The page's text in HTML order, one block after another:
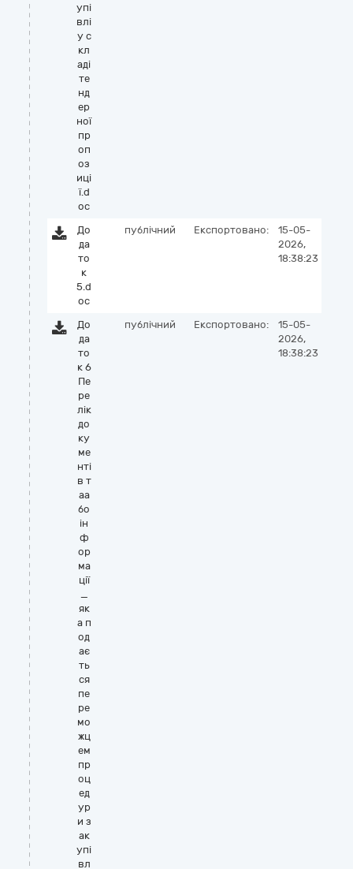
упі
влі
у с
кл
аді
те
нд
ер
ної
пр
оп
оз
иці
ї.d
oc
До
да
то
к
5.d
oc
публічний Експортовано:
15-05-
2026,
18:38:23
До
да
то
к 6
Пе
ре
лік
до
ку
ме
нті
в т
аа
бо
ін
ф
ор
ма
ції
_
як
а п
од
ає
ть
ся
пе
ре
мо
жц
ем
пр
оц
ед
ур
и з
ак
упі
вл
публічний Експортовано:
15-05-
2026,
18:38:23